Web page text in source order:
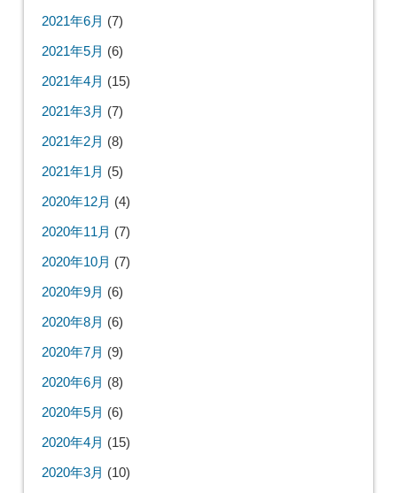
2021年6月 (7)
2021年5月 (6)
2021年4月 (15)
2021年3月 (7)
2021年2月 (8)
2021年1月 (5)
2020年12月 (4)
2020年11月 (7)
2020年10月 (7)
2020年9月 (6)
2020年8月 (6)
2020年7月 (9)
2020年6月 (8)
2020年5月 (6)
2020年4月 (15)
2020年3月 (10)